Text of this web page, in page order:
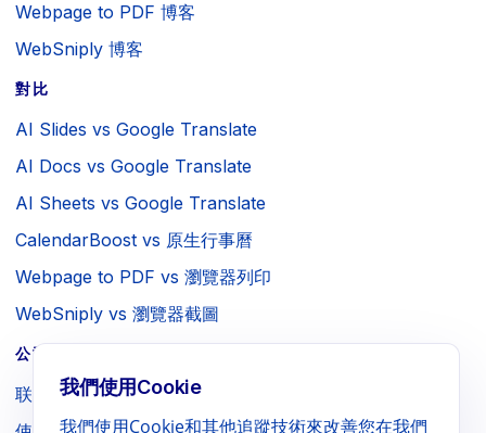
Webpage to PDF 博客
WebSniply 博客
對比
AI Slides vs Google Translate
AI Docs vs Google Translate
AI Sheets vs Google Translate
CalendarBoost vs 原生行事曆
Webpage to PDF vs 瀏覽器列印
WebSniply vs 瀏覽器截圖
公司 / 法律
联系我们我們使用Cookie
我們使用Cookie和其他追蹤技術來改善您在我們